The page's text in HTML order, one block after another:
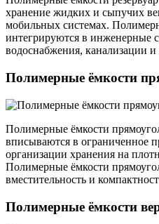
хранение жидких и сыпучих
мобильных системах.
интегрируются в инженерные
водоснабжения, канализации
Полимерные ёмкости
Полимерные ёмкости
вписываются в ограниченное
организации хранения на
Полимерные ёмкости
вместительность и
Полимерные ёмкости